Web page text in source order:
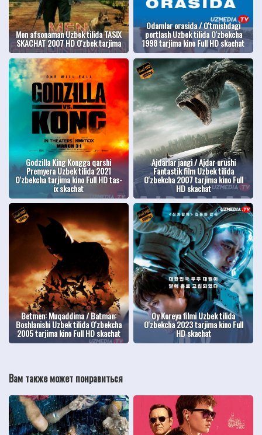
Men afsonaman Uzbek tilida TASIX
SKACHAT 2007 HD O'zbek tarjima
Odamlar orasida / O'tmishdagi
portlash Uzbek tilida O'zbekcha
1998 tarjima kino Full HD skachat
Godzilla King Kongga qarshi
Premyera Uzbek tilida 2021
O'zbekcha tarjima kino Full HD tas-
ix skachat
Ajdarlar jangi / Ajdar urushi
Fantastik film Uzbek tilida
O'zbekcha 2007 tarjima kino Full
HD skachat
Betmen: Muqaddima / Batman:
Boshlanishi Uzbek tilida O'zbekcha
2005 tarjima kino Full HD skachat
Oy Koreya filmi Uzbek tilida
O'zbekcha 2023 tarjima kino Full
HD skachat
Вам также может понравиться